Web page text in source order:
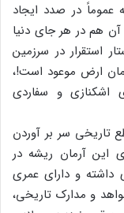
در صدد ایجاد
هم در هر جای دنیا
استقرار در سرزمین
ارض موعود است!،
اشکنازی و سفاردی
تاریخی سر بر آوردن
این آرمان ریشه در
داشته و دارای عمری
و مدارک تاریخی،